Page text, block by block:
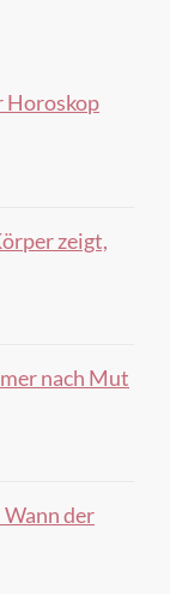
Horoskop
zeigt,
nach Mut
der